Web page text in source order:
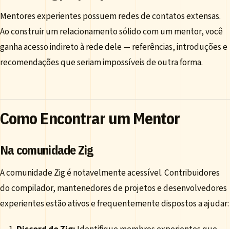
Mentores experientes possuem redes de contatos extensas.
Ao construir um relacionamento sólido com um mentor, você
ganha acesso indireto à rede dele — referências, introduções e
recomendações que seriam impossíveis de outra forma.
Como Encontrar um Mentor
Na comunidade Zig
A comunidade Zig é notavelmente acessível. Contribuidores
do compilador, mantenedores de projetos e desenvolvedores
experientes estão ativos e frequentemente dispostos a ajudar: